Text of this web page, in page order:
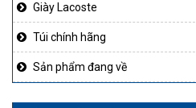
Giày Lacoste
Túi chính hãng
Sản phẩm đang về